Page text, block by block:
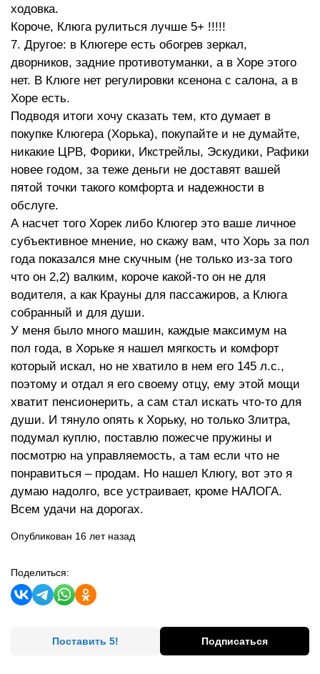
ходовка.
Короче, Клюга рулиться лучше 5+ !!!!!
7. Другое: в Клюгере есть обогрев зеркал,
дворников, задние противотуманки, а в Хоре этого
нет. В Клюге нет регулировки ксенона с салона, а в
Хоре есть.
Подводя итоги хочу сказать тем, кто думает в
покупке Клюгера (Хорька), покупайте и не думайте,
никакие ЦРВ, Форики, Икстрейлы, Эскудики, Рафики
новее годом, за теже деньги не доставят вашей
пятой точки такого комфорта и надежности в
обслуге.
А насчет того Хорек либо Клюгер это ваше личное
субъективное мнение, но скажу вам, что Хорь за пол
года показался мне скучным (не только из-за того
что он 2,2) валким, короче какой-то он не для
водителя, а как Крауны для пассажиров, а Клюга
собранный и для души.
У меня было много машин, каждые максимум на
пол года, в Хорьке я нашел мягкость и комфорт
который искал, но не хватило в нем его 145 л.с.,
поэтому и отдал я его своему отцу, ему этой мощи
хватит пенсионерить, а сам стал искать что-то для
души. И тянуло опять к Хорьку, но только 3литра,
подумал куплю, поставлю пожесче пружины и
посмотрю на управляемость, а там если что не
понравиться – продам. Но нашел Клюгу, вот это я
думаю надолго, все устраивает, кроме НАЛОГА.
Всем удачи на дорогах.
Опубликован 16 лет назад
Поделиться:
Поставить 5! Подписаться